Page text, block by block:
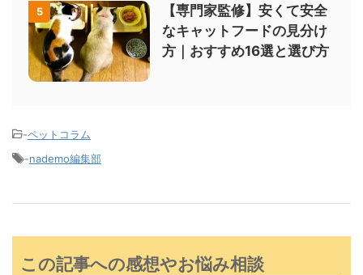
5
【専門家監修】安くて安全
なキャットフードの見分け
方｜おすすめ16選と選び方
-ペットコラム
-nademo編集部
この記事への感想やお悩み相談